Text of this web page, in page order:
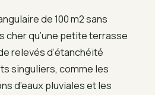
de 100 m2 sans
cher qu’une petite terrasse
relevés d’étanchéité
singuliers, comme les
d’eaux pluviales et les